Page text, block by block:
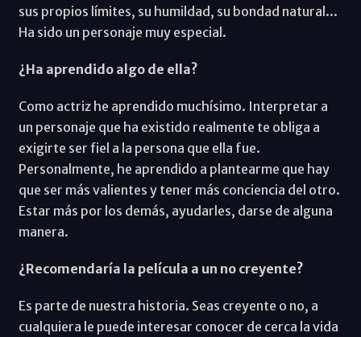
sus propios límites, su humildad, su bondad natural...
Ha sido un personaje muy especial.
¿Ha aprendido algo de ella?
Como actriz he aprendido muchísimo. Interpretar a
un personaje que ha existido realmente te obliga a
exigirte ser fiel a la persona que ella fue.
Personalmente, he aprendido a plantearme que hay
que ser más valientes y tener más conciencia del otro.
Estar más por los demás, ayudarles, darse de alguna
manera.
¿Recomendaría la película a un no creyente?
Es parte de nuestra historia. Seas creyente o no, a
cualquiera le puede interesar conocer de cerca la vida